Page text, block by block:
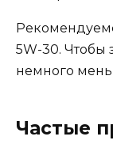
5W-30. Чтобы
немного
Частые